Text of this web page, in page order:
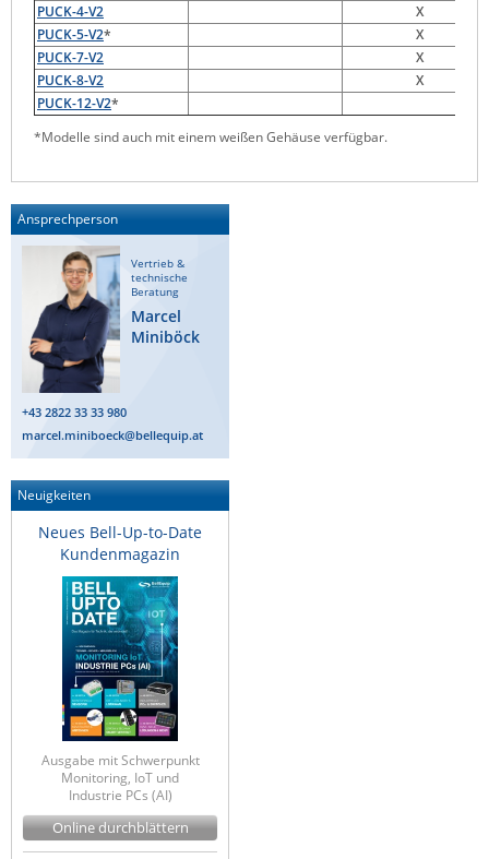
Sunbird
Tactical Software
TEKTELIC
Teltonika
Vision
WATTECO
Westermo
Yuasa
ZPE Systems
News zu unseren Herstellern
PUCK-4-V2
X
PUCK-5-V2*
X
PUCK-7-V2
X
PUCK-8-V2
X
PUCK-12-V2*
*Modelle sind auch mit einem weißen Gehäuse verfügbar.
Ansprechperson
Vertrieb &
technische
Beratung
Marcel
Miniböck
+43 2822 33 33 980
marcel.miniboeck@bellequip.at
Neuigkeiten
Neues Bell-Up-to-Date
Kundenmagazin
Ausgabe mit Schwerpunkt
Monitoring, IoT und
Industrie PCs (AI)
Online durchblättern